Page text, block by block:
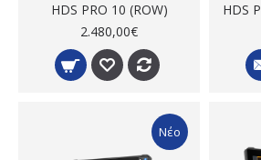
HDS PRO 10 (ROW)
2.480,00€
Νέο